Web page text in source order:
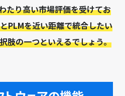
たり高い市場評価を受けてお
PLMを近い距離で統合したい
肢の一つといえるでしょう。